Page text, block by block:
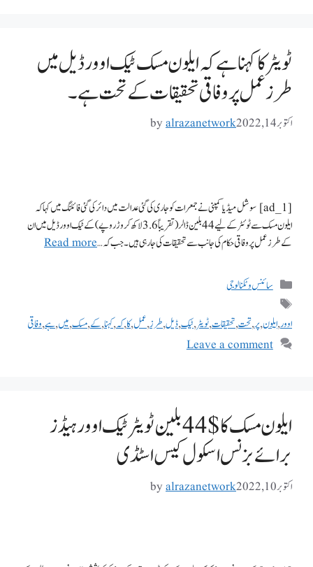
ٹویٹر کا کہنا ہے کہ ایلون مسک ٹیک اوور ڈیل میں
طرز عمل پر وفاقی تحقیقات کے تحت ہے۔
اکتوبر 14, 2022 byalrazanetwork
[ad_1] سوشل میڈیا کمپنی نے جمعرات کو جاری کی گئی عدالت میں دائر کی گئی فائلنگ میں کہا کہ
ایلون مسک سے ٹوئٹر کے لیے 44 بلین ڈالر (تقریباً 3.6 لاکھ کروڑ روپے) کے ٹیک اوور ڈیل میں ان
کے طرز عمل پر وفاقی حکام کی جانب سے تحقیقات کی جا رہی ہیں۔ جب کہ …Read more
سائنس و ٹکنالوجی
اوور,ایلون,پر,تحت,تحقیقات,ٹویٹر,ٹیک,ڈیل,طرز,عمل,کا,کہ,کہنا,کے,مسک,میں,ہے,وفاقی
Leave a comment
ایلون مسک کا $44 بلین ٹویٹر ٹیک اوور ہیڈز
برائے بزنس اسکول کیس اسٹڈی
اکتوبر 10, 2022 byalrazanetwork